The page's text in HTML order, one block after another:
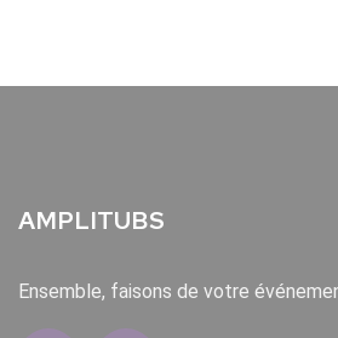
AMPLITUBS
Ensemble, faisons de votre